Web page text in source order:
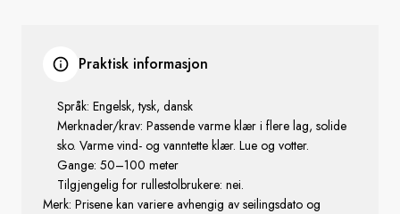
Praktisk informasjon
Språk: Engelsk, tysk, dansk
Merknader/krav: Passende varme klær i flere lag, solide
sko. Varme vind- og vanntette klær. Lue og votter.
Gange: 50–100 meter
Tilgjengelig for rullestolbrukere: nei.
Merk: Prisene kan variere avhengig av seilingsdato og